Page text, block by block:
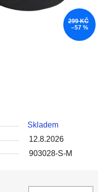
Skladem
12.8.2026
903028-S-M
299 KČ
–57 %